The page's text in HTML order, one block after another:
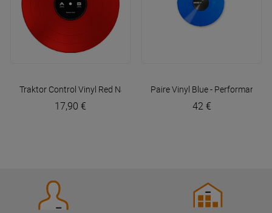
Traktor Control Vinyl Red Native Instruments
17,90 €
Paire Vinyl Blue - Performance
42 €